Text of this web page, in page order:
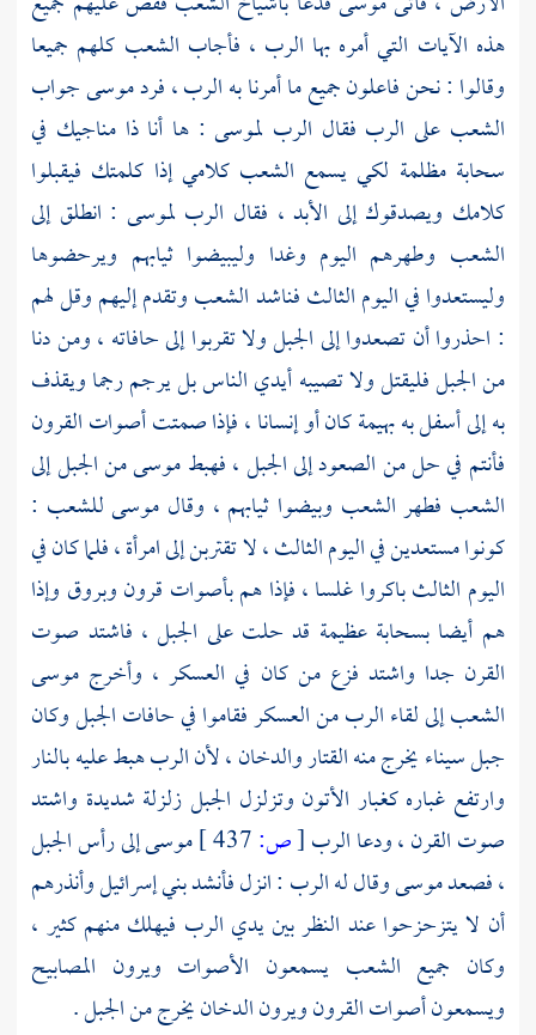
هذه الآيات التي أمره بها الرب ، فأجاب الشعب كلهم جميعا
وقالوا : نحن فاعلون جميع ما أمرنا به الرب ، فردموسىجواب
الشعب على الرب فقال الرب لموسى : ها أنا ذا مناجيك في
سحابة مظلمة لكي يسمع الشعب كلامي إذا كلمتك فيقبلوا
كلامك ويصدقوك إلى الأبد ، فقال الربلموسى : انطلق إلى
الشعب وطهرهم اليوم وغدا وليبيضوا ثيابهم ويرحضوها
وليستعدوا في اليوم الثالث فناشد الشعب وتقدم إليهم وقل لهم
: احذروا أن تصعدوا إلى الجبل ولا تقربوا إلى حافاته ، ومن دنا
من الجبل فليقتل ولا تصيبه أيدي الناس بل يرجم رجما ويقذف
به إلى أسفل به بهيمة كان أو إنسانا ، فإذا صمتت أصوات القرون
فأنتم في حل من الصعود إلى الجبل ، فهبطموسىمن الجبل إلى
الشعب فطهر الشعب وبيضوا ثيابهم ، وقال موسىللشعب :
كونوا مستعدين في اليوم الثالث ، لا تقتربن إلى امرأة ، فلما كان في
اليوم الثالث باكروا غلسا ، فإذا هم بأصوات قرون وبروق وإذا
هم أيضا بسحابة عظيمة قد حلت على الجبل ، فاشتد صوت
القرن جدا واشتد فزع من كان في العسكر ، وأخرج موسى
الشعب إلى لقاء الرب من العسكر فقاموا في حافات الجبل وكان
جبل سيناءيخرج منه القتار والدخان ، لأن الرب هبط عليه بالنار
وارتفع غباره كغبار الأتون وتزلزل الجبل زلزلة شديدة واشتد
صوت القرن ، ودعا الرب[ص: موسىإلى رأس الجبل
، فصعدموسىوقال له الرب : انزل فأنشد بني إسرائيل وأنذرهم
أن لا يتزحزحوا عند النظر بين يدي الرب فيهلك منهم كثير ،
وكان جميع الشعب يسمعون الأصوات ويرون المصابيح
ويسمعون أصوات القرون ويرون الدخان يخرج من الجبل .